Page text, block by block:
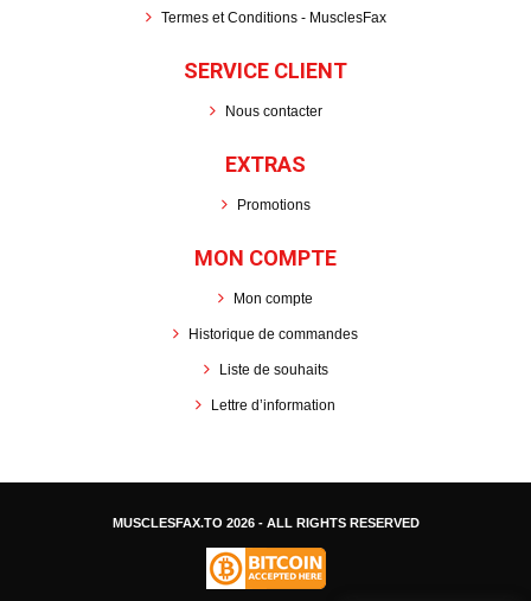
Termes et Conditions - MusclesFax
SERVICE CLIENT
Nous contacter
EXTRAS
Promotions
MON COMPTE
Mon compte
Historique de commandes
Liste de souhaits
Lettre d’information
MUSCLESFAX.TO 2026 - ALL RIGHTS RESERVED